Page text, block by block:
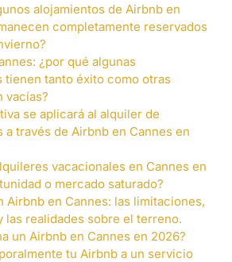
alojamientos de Airbnb en
completamente reservados
¿por qué algunas
tienen tanto éxito como otras
vacías?
se aplicará al alquiler de
a través de Airbnb en Cannes en
vacacionales en Cannes en
o mercado saturado?
Airbnb en Cannes: las limitaciones,
las realidades sobre el terreno.
un Airbnb en Cannes en 2026?
tu Airbnb a un servicio